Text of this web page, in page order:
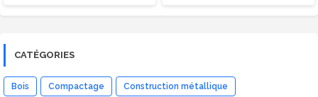
CATÉGORIES
Bois Compactage Construction métallique